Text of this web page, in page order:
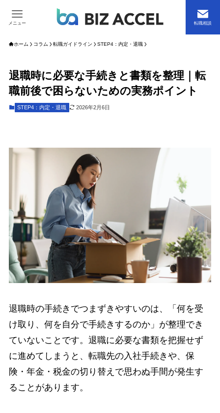
転職相談
メニュー
ホーム コラム 転職ガイドライン STEP4：内定・退職
退職時に必要な手続きと書類を整理｜転
職前後で困らないための実務ポイント
STEP4：内定・退職 2026年2月6日
退職時の手続きでつまずきやすいのは、「何を受
け取り、何を自分で手続きするのか」が整理でき
ていないことです。退職に必要な書類を把握せず
に進めてしまうと、転職先の入社手続きや、保
険・年金・税金の切り替えで思わぬ手間が発生す
ることがあります。